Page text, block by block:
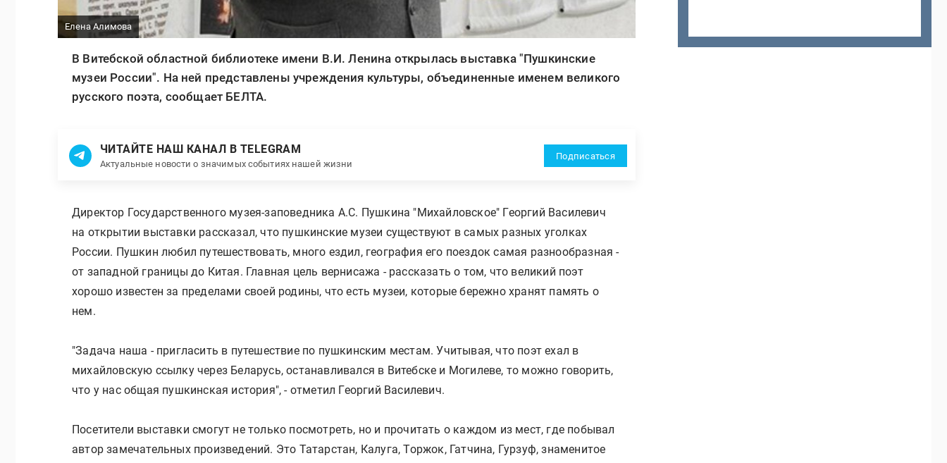
Елена Алимова
В Витебской областной библиотеке имени В.И. Ленина открылась выставка "Пушкинские
музеи России". На ней представлены учреждения культуры, объединенные именем великого
русского поэта, сообщает БЕЛТА.
ЧИТАЙТЕ НАШ КАНАЛ В TELEGRAM
Актуальные новости о значимых событиях нашей жизни
Подписаться
Директор Государственного музея-заповедника А.С. Пушкина "Михайловское" Георгий Василевич
на открытии выставки рассказал, что пушкинские музеи существуют в самых разных уголках
России. Пушкин любил путешествовать, много ездил, география его поездок самая разнообразная -
от западной границы до Китая. Главная цель вернисажа - рассказать о том, что великий поэт
хорошо известен за пределами своей родины, что есть музеи, которые бережно хранят память о
нем.
"Задача наша - пригласить в путешествие по пушкинским местам. Учитывая, что поэт ехал в
михайловскую ссылку через Беларусь, останавливался в Витебске и Могилеве, то можно говорить,
что у нас общая пушкинская история", - отметил Георгий Василевич.
Посетители выставки смогут не только посмотреть, но и прочитать о каждом из мест, где побывал
автор замечательных произведений. Это Татарстан, Калуга, Торжок, Гатчина, Гурзуф, знаменитое